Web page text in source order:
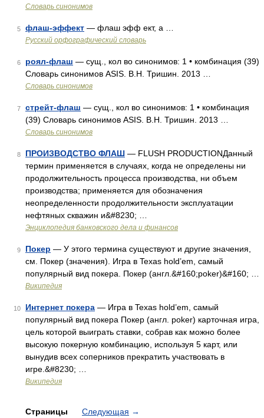
Словарь синонимов
5 флаш-эффект — флаш эфф ект, а …
Русский орфографический словарь
6 роял-флаш — сущ., кол во синонимов: 1 • комбинация (39)
Словарь синонимов ASIS. В.Н. Тришин. 2013 …
Словарь синонимов
7 стрейт-флаш — сущ., кол во синонимов: 1 • комбинация
(39) Словарь синонимов ASIS. В.Н. Тришин. 2013 …
Словарь синонимов
8 ПРОИЗВОДСТВО ФЛАШ — FLUSH PRODUCTIONДанный
термин применяется в случаях, когда не определены ни
продолжительность процесса производства, ни объем
производства; применяется для обозначения
неопределенности продолжительности эксплуатации
нефтяных скважин и&#8230; …
Энциклопедия банковского дела и финансов
9 Покер — У этого термина существуют и другие значения,
см. Покер (значения). Игра в Texas hold’em, самый
популярный вид покера. Покер (англ.&#160;poker)&#160; …
Википедия
10 Интернет покера — Игра в Texas hold’em, самый
популярный вид покера Покер (англ. poker) карточная игра,
цель которой выиграть ставки, собрав как можно более
высокую покерную комбинацию, используя 5 карт, или
вынудив всех соперников прекратить участвовать в
игре.&#8230; …
Википедия
Страницы Следующая →